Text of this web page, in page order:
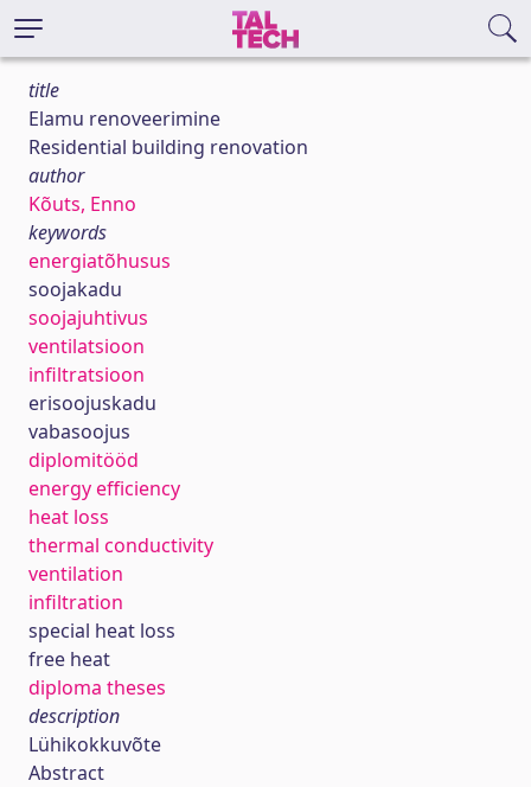
title
Elamu renoveerimine
Residential building renovation
author
Kõuts, Enno
keywords
energiatõhusus
soojakadu
soojajuhtivus
ventilatsioon
infiltratsioon
erisoojuskadu
vabasoojus
diplomitööd
energy efficiency
heat loss
thermal conductivity
ventilation
infiltration
special heat loss
free heat
diploma theses
description
Lühikokkuvõte
Abstract